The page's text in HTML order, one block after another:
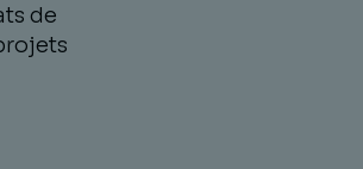
de